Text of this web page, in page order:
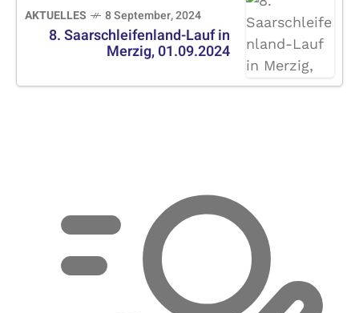
AKTUELLES 8 September, 2024
8. Saarschleifenland-Lauf in
Merzig, 01.09.2024